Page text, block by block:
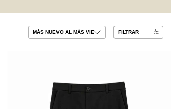
FILTRAR